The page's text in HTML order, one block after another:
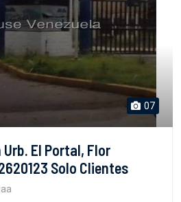
07
Urb. El Portal, Flor
Solo Clientes